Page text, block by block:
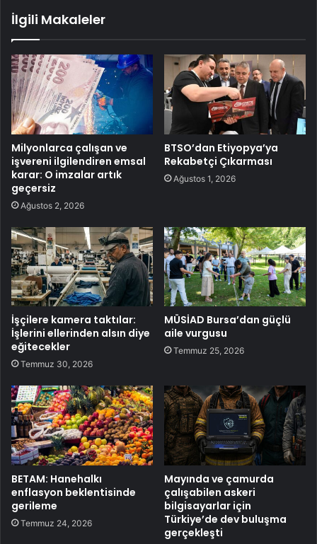
İlgili Makaleler
Milyonlarca çalışan ve
işvereni ilgilendiren emsal
karar: O imzalar artık
geçersiz
Ağustos 2, 2026
BTSO’dan Etiyopya’ya
Rekabetçi Çıkarması
Ağustos 1, 2026
İşçilere kamera taktılar:
İşlerini ellerinden alsın diye
eğitecekler
Temmuz 30, 2026
MÜSİAD Bursa’dan güçlü
aile vurgusu
Temmuz 25, 2026
BETAM: Hanehalkı
enflasyon beklentisinde
gerileme
Temmuz 24, 2026
Mayında ve çamurda
çalışabilen askeri
bilgisayarlar için
Türkiye’de dev buluşma
gerçekleşti